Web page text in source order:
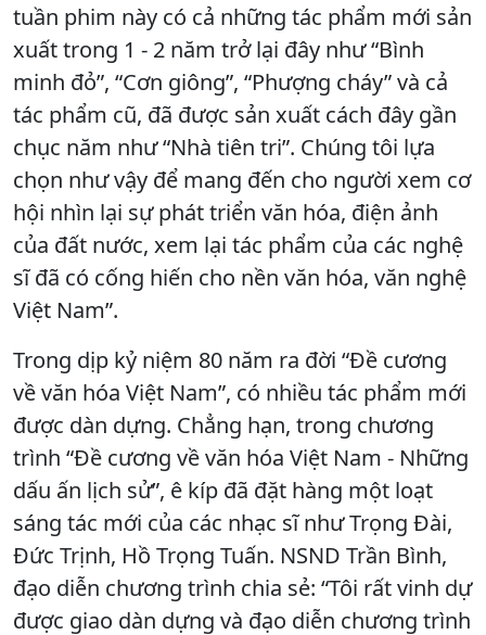
tuần phim này có cả những tác phẩm mới sản
xuất trong 1 - 2 năm trở lại đây như “Bình
minh đỏ”, “Cơn giông”, “Phượng cháy” và cả
tác phẩm cũ, đã được sản xuất cách đây gần
chục năm như “Nhà tiên tri”. Chúng tôi lựa
chọn như vậy để mang đến cho người xem cơ
hội nhìn lại sự phát triển văn hóa, điện ảnh
của đất nước, xem lại tác phẩm của các nghệ
sĩ đã có cống hiến cho nền văn hóa, văn nghệ
Việt Nam”.
Trong dịp kỷ niệm 80 năm ra đời “Đề cương
về văn hóa Việt Nam”, có nhiều tác phẩm mới
được dàn dựng. Chẳng hạn, trong chương
trình “Đề cương về văn hóa Việt Nam - Những
dấu ấn lịch sử”, ê kíp đã đặt hàng một loạt
sáng tác mới của các nhạc sĩ như Trọng Đài,
Đức Trịnh, Hồ Trọng Tuấn. NSND Trần Bình,
đạo diễn chương trình chia sẻ: “Tôi rất vinh dự
được giao dàn dựng và đạo diễn chương trình